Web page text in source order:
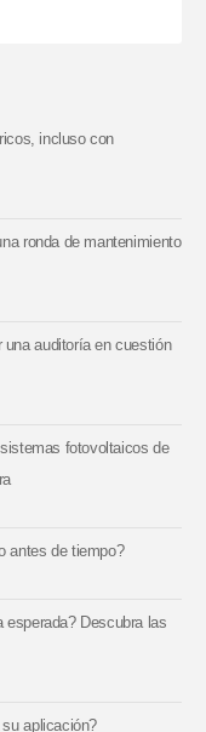
incluso con
ronda de mantenimiento
una auditoría en cuestión
fotovoltaicos de
antes de tiempo?
esperada? Descubra las
aplicación?